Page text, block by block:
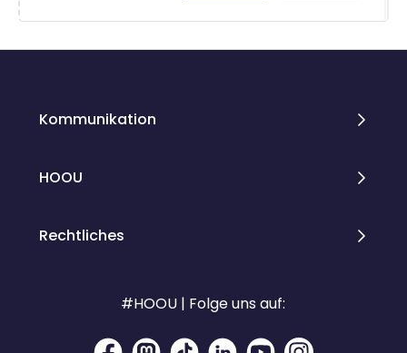
Kommunikation
HOOU
Rechtliches
#HOOU | Folge uns auf: